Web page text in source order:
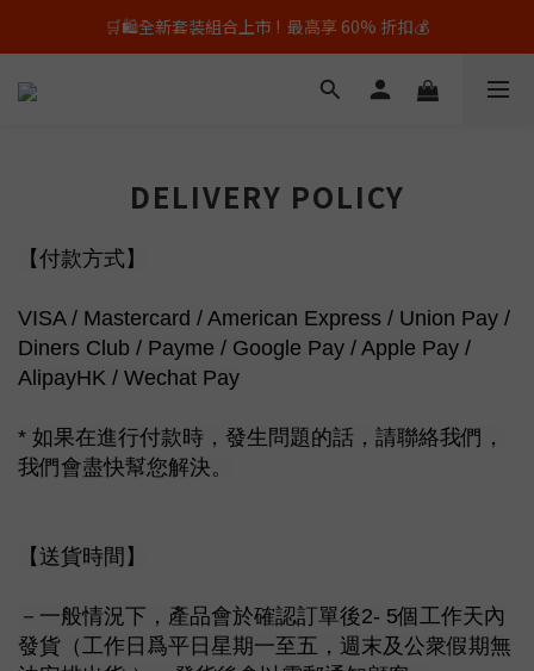
🕙平日上午10點以前的訂單，即日出貨✨
🛒🛍️全新套装組合上市 !  最高享 60% 折扣💰
📦🚚活動期間全場免運費💸
DELIVERY POLICY
【付款方式】
VISA / Mastercard / American Express / Union Pay /
Diners Club / Payme / Google Pay / Apple Pay /
AlipayHK / Wechat Pay
* 如果在進行付款時，發生問題的話，請聯絡我們，
我們會盡快幫您解決。
【送貨時間】
－一般情況下，產品會於確認訂單後2- 5個工作天內
發貨（工作日爲平日星期一至五，週末及公衆假期無